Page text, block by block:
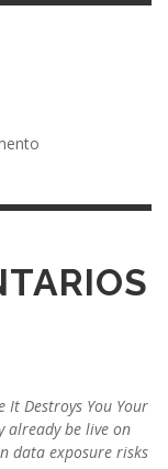
It Destroys You Your
already be live on
data exposure risks